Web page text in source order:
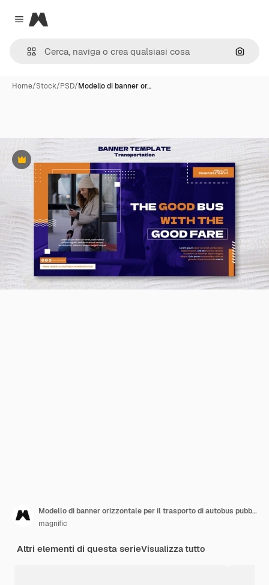
Close menu
Magnific
Cerca
Home/Stock/PSD/Modello di banner or…
Premium
Modello di banner orizzontale per il trasporto di autobus pubblici con design a punti
magnific
Altri elementi di questa serieVisualizza tutto